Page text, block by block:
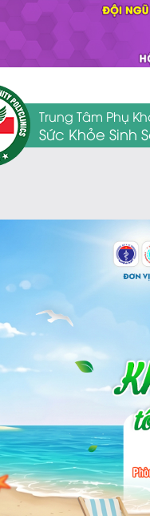
Trung Tâm Phụ
Sức Khỏe Sinh